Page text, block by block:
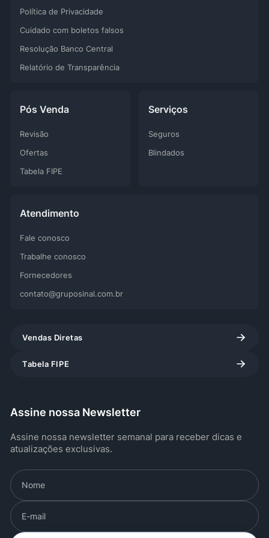
Política de Privacidade
Cuidado com boletos falsos
Resolução Banco Central
Relatório de Transparência
Atendimento
Fale conosco
Trabalhe conosco
Fornecedores
contato@gruposinal.com.br
Serviços
Seguros
Blindados
Pós Venda
Revisão
Ofertas
Tabela FIPE
Vendas Diretas
Tabela FIPE
Assine nossa Newsletter
Assine nossa newsletter semanal para receber dicas e
atualizações exclusivas.